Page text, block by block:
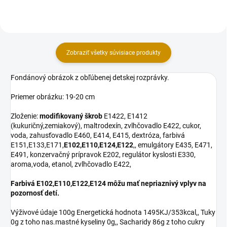
Zobraziť všetky súvisiace produkty
Fondánový obrázok z obľúbenej detskej rozprávky.
Priemer obrázku: 19-20 cm
Zloženie:modifikovaný škrob E1422, E1412
(kukuričný,zemiakový), maltrodexín, zvlhčovadlo E422, cukor,
voda, zahusťovadlo E460, E414, E415, dextróza, farbivá
E151,E133,E171,E102,E110,E124,E122,, emulgátory E435, E471,
E491, konzervačný prípravok E202, regulátor kyslosti E330,
aroma,voda, etanol, zvlhčovadlo E422,
Farbivá E102,E110,E122,E124 môžu mať nepriaznivý vplyv na
pozornosť detí.
Výživové údaje 100g Energetická hodnota 1495KJ/353kcal,, Tuky
0g z toho nas.mastné kyseliny 0g,, Sacharidy 86g z toho cukry